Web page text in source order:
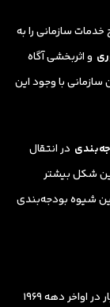
سازمانی را به
و اثربخشی آگاه
با وجود این
در انتقال
این شکل بیشتر
شیوه بودجه‌بندی
فرایند بودجه بندی مبتنی بر صفر یا ZBBها نخستین بار در اواخر دهه 1969